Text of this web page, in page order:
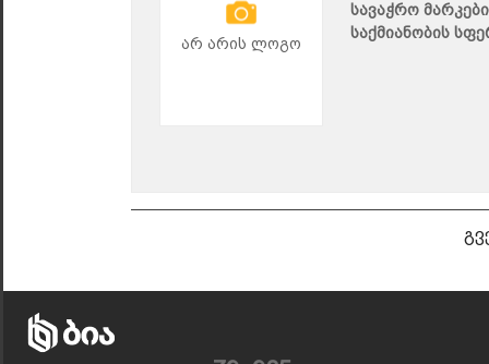
არ არის ლოგო
სავაჭრო
საქმიანობის